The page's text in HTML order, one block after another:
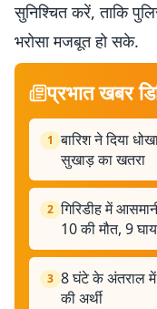
सुनिश्चित करें, ताकि
भरोसा मजबूत हो सके.
प्रभात खबर
1 बारिश ने दिया
सुखाड़ का खतरा
2 गिरिडीह में
10 की मौत, 9
3 8 घंटे के अंतराल में
की अर्थी